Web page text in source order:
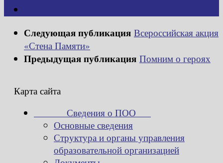
Следующая публикация Всероссийская акция
«Стена Памяти»
Предыдущая публикация Помним о героях
Карта сайта
Сведения о ПОО
Основные сведения
Структура и органы управления
образовательной организацией